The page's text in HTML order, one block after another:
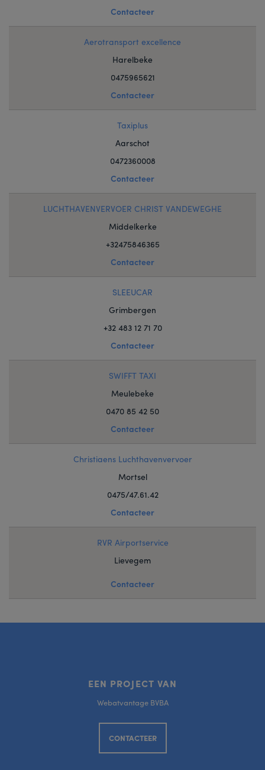
Contacteer
Aerotransport excellence
Harelbeke
0475965621
Contacteer
Taxiplus
Aarschot
0472360008
Contacteer
LUCHTHAVENVERVOER CHRIST VANDEWEGHE
Middelkerke
+32475846365
Contacteer
SLEEUCAR
Grimbergen
+32 483 12 71 70
Contacteer
SWIFFT TAXI
Meulebeke
0470 85 42 50
Contacteer
Christiaens Luchthavenvervoer
Mortsel
0475/47.61.42
Contacteer
RVR Airportservice
Lievegem
Contacteer
EEN PROJECT VAN
Webatvantage BVBA
CONTACTEER